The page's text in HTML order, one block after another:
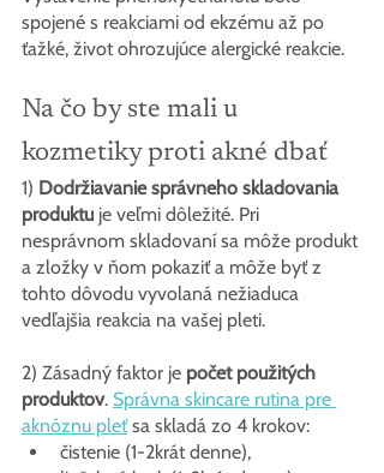
spojené s reakciami od ekzému až po
ťažké, život ohrozujúce alergické reakcie.
Na čo by ste mali u
kozmetiky proti akné dbať
1) Dodržiavanie správneho skladovania
produktu je veľmi dôležité. Pri
nesprávnom skladovaní sa môže produkt
a zložky v ňom pokaziť a môže byť z
tohto dôvodu vyvolaná nežiaduca
vedľajšia reakcia na vašej pleti.
2) Zásadný faktor je počet použitých
produktov. Správna skincare rutina pre
aknóznu pleť sa skladá zo 4 krokov:
čistenie (1-2krát denne),